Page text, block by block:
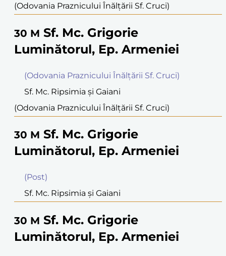
(Odovania Praznicului Înălţării Sf. Cruci)
30 M Sf. Mc. Grigorie
Luminătorul, Ep. Armeniei
(Odovania Praznicului Înălţării Sf. Cruci)
Sf. Mc. Ripsimia şi Gaiani
(Odovania Praznicului Înălţării Sf. Cruci)
30 M Sf. Mc. Grigorie
Luminătorul, Ep. Armeniei
(Post)
Sf. Mc. Ripsimia şi Gaiani
30 M Sf. Mc. Grigorie
Luminătorul, Ep. Armeniei